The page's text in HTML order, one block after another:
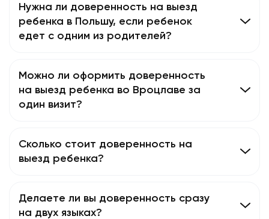
Нужна ли доверенность на выезд
ребенка в Польшу, если ребенок
едет с одним из родителей?
Можно ли оформить доверенность
на выезд ребенка во Вроцлаве за
один визит?
Сколько стоит доверенность на
выезд ребенка?
Делаете ли вы доверенность сразу
на двух языках?